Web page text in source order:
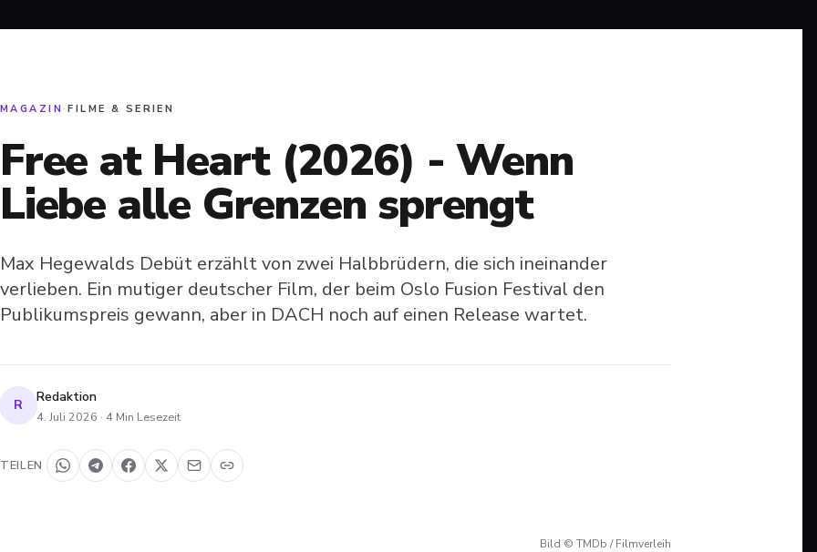
MAGAZIN ·FILME & SERIEN
Free at Heart (2026) - Wenn
Liebe alle Grenzen sprengt
Max Hegewalds Debüt erzählt von zwei Halbbrüdern, die sich ineinander
verlieben. Ein mutiger deutscher Film, der beim Oslo Fusion Festival den
Publikumspreis gewann, aber in DACH noch auf einen Release wartet.
R Redaktion
4. Juli 2026 · 4 Min Lesezeit
TEILEN
Bild © TMDb / Filmverleih